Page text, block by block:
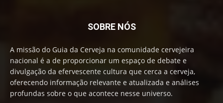
SOBRE NÓS
A missão do Guia da Cerveja na comunidade cervejeira
nacional é a de proporcionar um espaço de debate e
divulgação da efervescente cultura que cerca a cerveja,
oferecendo informação relevante e atualizada e análises
profundas sobre o que acontece nesse universo.